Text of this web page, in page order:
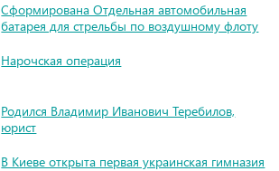
Сформирована Отдельная автомобильная
батарея для стрельбы по воздушному флоту
Нарочская операция
Родился Владимир Иванович Теребилов,
юрист
В Киеве открыта первая украинская гимназия